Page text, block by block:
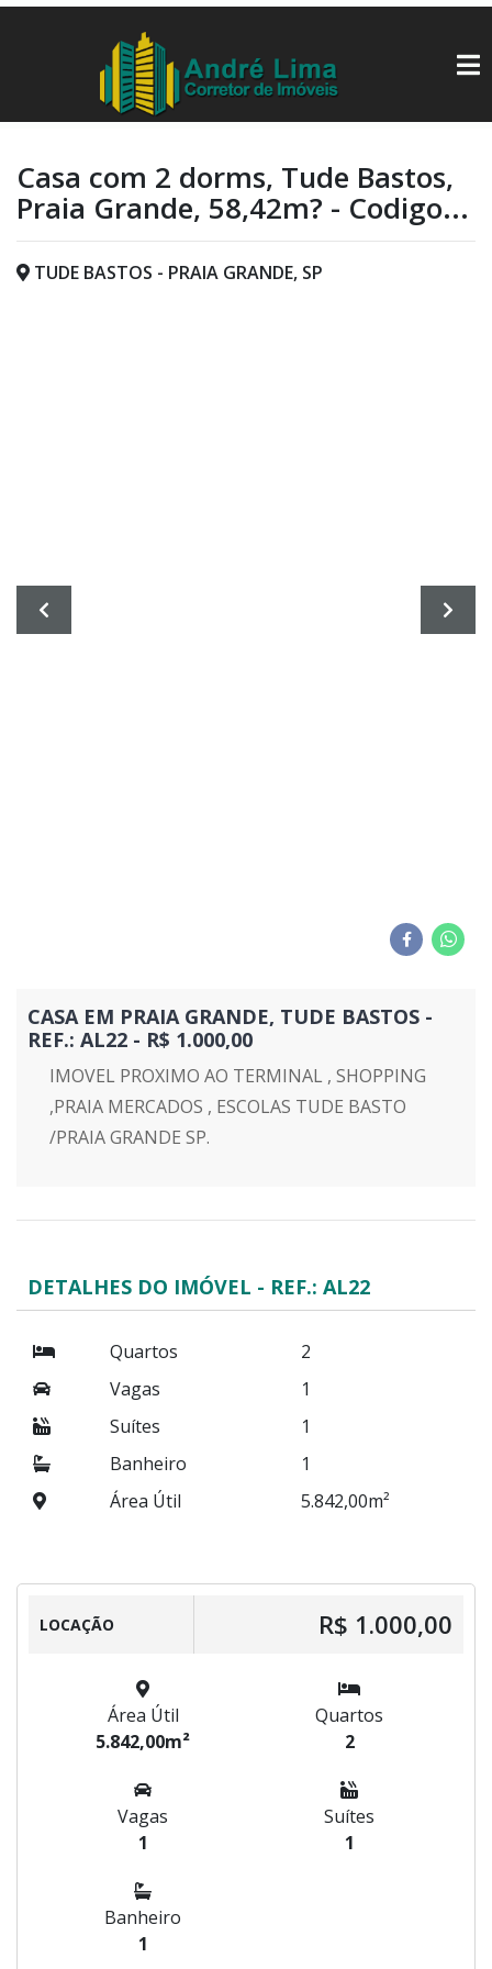
Casa com 2 dorms, Tude Bastos,
Praia Grande, 58,42m? - Codigo...
TUDE BASTOS - PRAIA GRANDE, SP
CASA EM PRAIA GRANDE, TUDE BASTOS -
REF.: AL22 - R$ 1.000,00
IMOVEL PROXIMO AO TERMINAL , SHOPPING
,PRAIA MERCADOS , ESCOLAS TUDE BASTO
/PRAIA GRANDE SP.
DETALHES DO IMÓVEL - REF.: AL22
Quartos
2
Vagas
1
Suítes
1
Banheiro
1
Área Útil
5.842,00m²
LOCAÇÃO R$ 1.000,00
Área Útil
5.842,00m²
Quartos
2
Vagas
1
Suítes
1
Banheiro
1